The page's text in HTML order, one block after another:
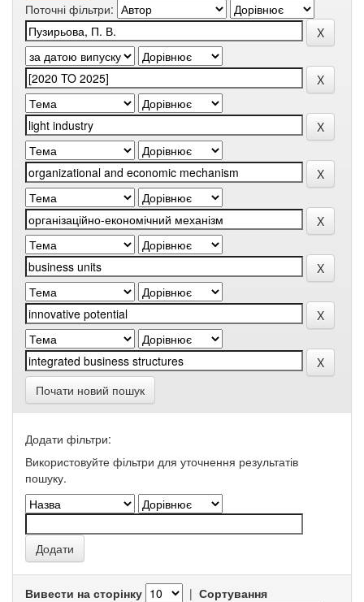
Поточні фільтри:
Почати новий пошук
Додати фільтри:
Використовуйте фільтри для уточнення результатів
пошуку.
Вивести на сторінку | Сортування